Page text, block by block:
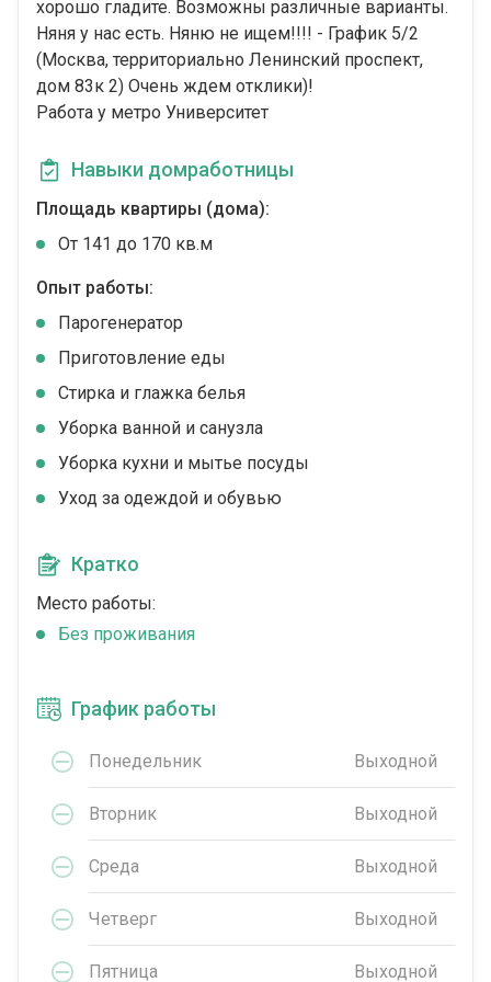
хорошо гладите. Возможны различные варианты.
Няня у нас есть. Няню не ищем!!!! - График 5/2
(Москва, территориально Ленинский проспект,
дом 83к 2) Очень ждем отклики)!
Работа у метро Университет
Навыки домработницы
Площадь квартиры (дома):
От 141 до 170 кв.м
Опыт работы:
Парогенератор
Приготовление еды
Стирка и глажка белья
Уборка ванной и санузла
Уборка кухни и мытье посуды
Уход за одеждой и обувью
Кратко
Место работы:
Без проживания
График работы
Понедельник Выходной
Вторник Выходной
Среда Выходной
Четверг Выходной
Пятница Выходной